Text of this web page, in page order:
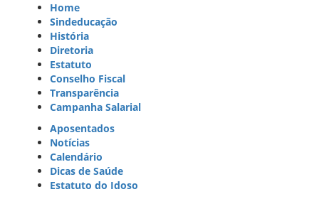
Home
Sindeducação
História
Diretoria
Estatuto
Conselho Fiscal
Transparência
Campanha Salarial
Aposentados
Notícias
Calendário
Dicas de Saúde
Estatuto do Idoso